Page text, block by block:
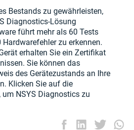
Bestands zu gewährleisten,
Diagnostics-Lösung
führt mehr als 60 Tests
zu erkennen.
erhalten Sie ein Zertifikat
Sie können das
des Gerätezustands an Ihre
Klicken Sie auf die
NSYS Diagnostics zu